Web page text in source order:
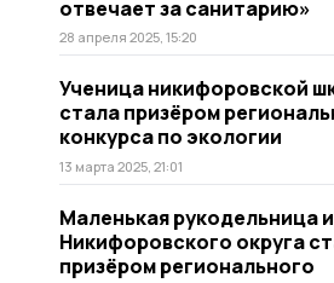
отвечает за санитарию»
28 апреля 2025, 15:20
Ученица никифоровской
стала призёром
конкурса по экологии
13 марта 2025, 21:01
Маленькая рукодельница
Никифоровского округа
призёром регионального